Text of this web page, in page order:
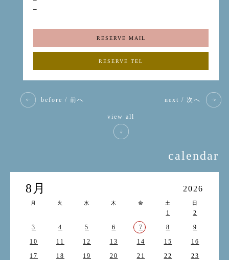
–
RESERVE MAIL
RESERVE TEL
before / 前へ next / 次へ
view all
calendar
8月 2026
月 火 水 木 金 土 日
1
2
3
4 5 6 7 8
9
10
11 12 13 14 15
16
17
18 19 20 21 22
23